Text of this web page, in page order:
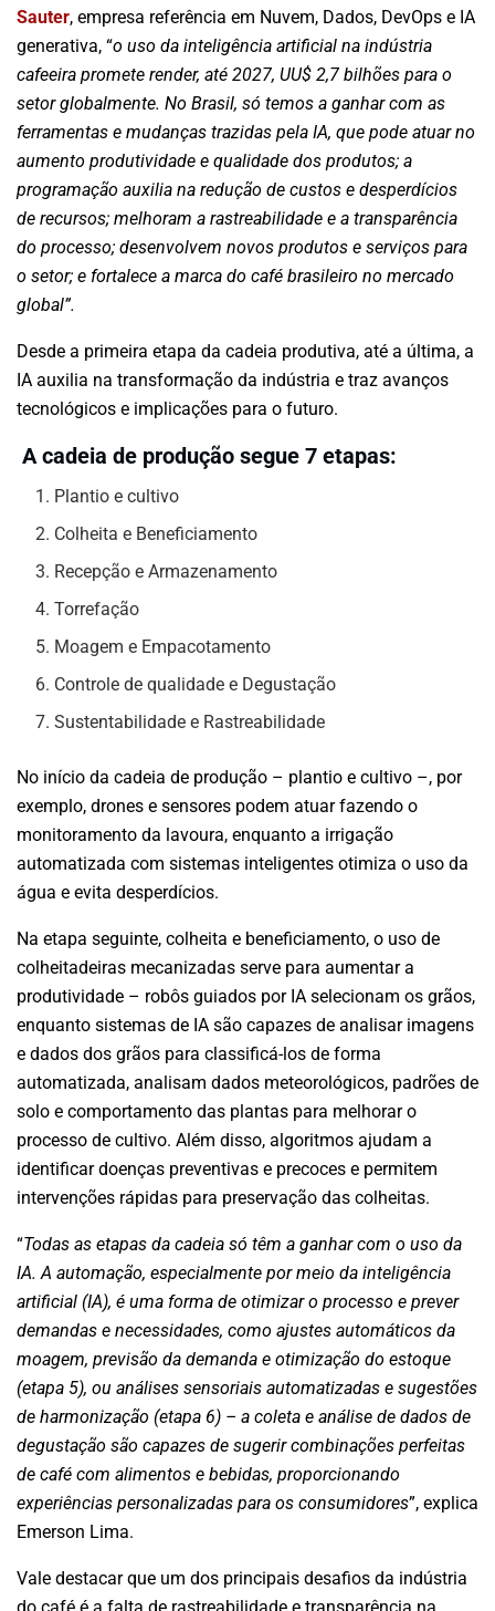
Sauter, empresa referência em Nuvem, Dados, DevOps e IA
generativa, “o uso da inteligência artificial na indústria
cafeeira promete render, até 2027, UU$ 2,7 bilhões para o
setor globalmente. No Brasil, só temos a ganhar com as
ferramentas e mudanças trazidas pela IA, que pode atuar no
aumento produtividade e qualidade dos produtos; a
programação auxilia na redução de custos e desperdícios
de recursos; melhoram a rastreabilidade e a transparência
do processo; desenvolvem novos produtos e serviços para
o setor; e fortalece a marca do café brasileiro no mercado
global”.
Desde a primeira etapa da cadeia produtiva, até a última, a
IA auxilia na transformação da indústria e traz avanços
tecnológicos e implicações para o futuro.
A cadeia de produção segue 7 etapas:
Plantio e cultivo
Colheita e Beneficiamento
Recepção e Armazenamento
Torrefação
Moagem e Empacotamento
Controle de qualidade e Degustação
Sustentabilidade e Rastreabilidade
No início da cadeia de produção – plantio e cultivo –, por
exemplo, drones e sensores podem atuar fazendo o
monitoramento da lavoura, enquanto a irrigação
automatizada com sistemas inteligentes otimiza o uso da
água e evita desperdícios.
Na etapa seguinte, colheita e beneficiamento, o uso de
colheitadeiras mecanizadas serve para aumentar a
produtividade – robôs guiados por IA selecionam os grãos,
enquanto sistemas de IA são capazes de analisar imagens
e dados dos grãos para classificá-los de forma
automatizada, analisam dados meteorológicos, padrões de
solo e comportamento das plantas para melhorar o
processo de cultivo. Além disso, algoritmos ajudam a
identificar doenças preventivas e precoces e permitem
intervenções rápidas para preservação das colheitas.
“Todas as etapas da cadeia só têm a ganhar com o uso da
IA. A automação, especialmente por meio da inteligência
artificial (IA), é uma forma de otimizar o processo e prever
demandas e necessidades, como ajustes automáticos da
moagem, previsão da demanda e otimização do estoque
(etapa 5), ou análises sensoriais automatizadas e sugestões
de harmonização (etapa 6) – a coleta e análise de dados de
degustação são capazes de sugerir combinações perfeitas
de café com alimentos e bebidas, proporcionando
experiências personalizadas para os consumidores”, explica
Emerson Lima.
Vale destacar que um dos principais desafios da indústria